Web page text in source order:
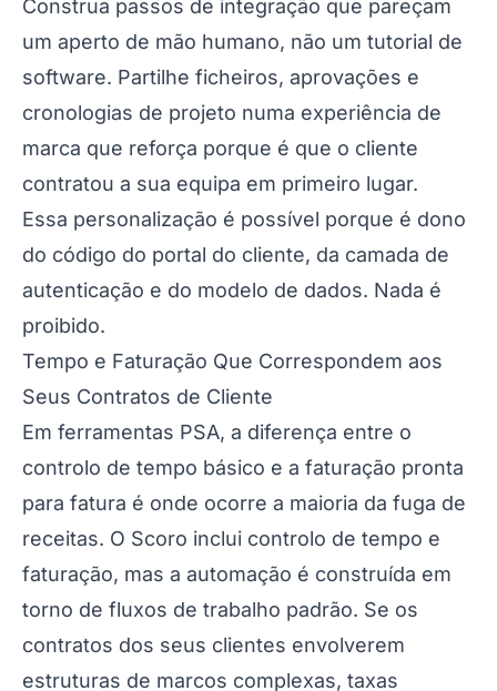
Construa passos de integração que pareçam
um aperto de mão humano, não um tutorial de
software. Partilhe ficheiros, aprovações e
cronologias de projeto numa experiência de
marca que reforça porque é que o cliente
contratou a sua equipa em primeiro lugar.
Essa personalização é possível porque é dono
do código do portal do cliente, da camada de
autenticação e do modelo de dados. Nada é
proibido.
Tempo e Faturação Que Correspondem aos
Seus Contratos de Cliente
Em ferramentas PSA, a diferença entre o
controlo de tempo básico e a faturação pronta
para fatura é onde ocorre a maioria da fuga de
receitas. O Scoro inclui controlo de tempo e
faturação, mas a automação é construída em
torno de fluxos de trabalho padrão. Se os
contratos dos seus clientes envolverem
estruturas de marcos complexas, taxas